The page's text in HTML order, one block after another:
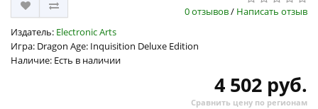
0 отзывов/ Написать отзыв
Издатель: Electronic Arts
Игра: Dragon Age: Inquisition Deluxe Edition
Наличие: Есть в наличии
4 502 руб.
Сравнить цену по регионам